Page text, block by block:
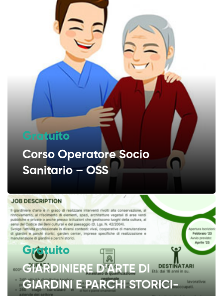
30 Studenti
Gratuito
Corso Operatore Socio
Sanitario – OSS
31 Studenti
Gratuito
GIARDINIERE D’ARTE DI
GIARDINI E PARCHI STORICI-